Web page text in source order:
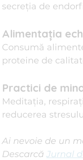
secreția de
Alimentația
Consumă
proteine de
Practici de
Meditația,
reducerea
Ai nevoie de un
Descarcă Jurnal